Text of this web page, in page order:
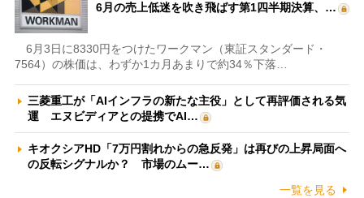
6月の売上低迷を吹き飛ばす第1四半期決算、…
6月3日に8330円をつけたワークマン（東証スタンダード・
7564）の株価は、わずか1カ月あまりで約34％下落…
三菱重工が「AIインフラの新たな主役」として再評価される気
運 エヌビディアとの提携でAI…
キオクシアHD「7万円割れからの急反発」は再びの上昇局面へ
の反転シグナルか？ 市場のムー…
一覧を見る